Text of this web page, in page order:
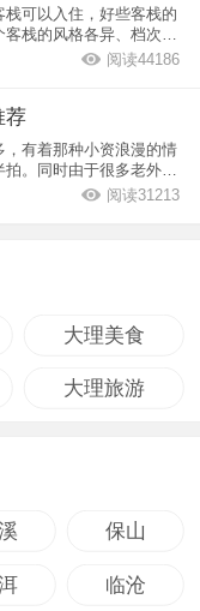
可以入住，好些客栈的
栈的风格各异、档次也
阅读44186
荐
有着那种小资浪漫的情
。同时由于很多老外长
阅读31213
大理美食
大理旅游
保山
临沧